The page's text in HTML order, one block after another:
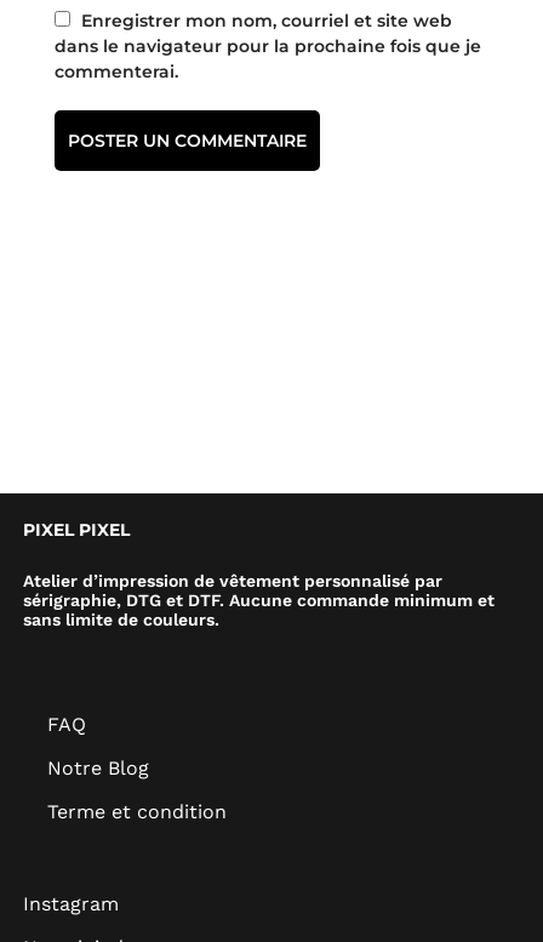
Enregistrer mon nom, courriel et site web
dans le navigateur pour la prochaine fois que je
commenterai.
PIXEL PIXEL
Atelier d’impression de vêtement personnalisé par
sérigraphie, DTG et DTF. Aucune commande minimum et
sans limite de couleurs.
FAQ
Notre Blog
Terme et condition
Instagram